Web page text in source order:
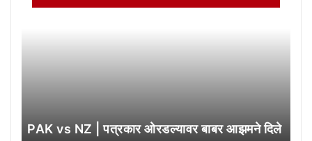
PAK vs NZ | पत्रकार ओरडल्यावर बाबर आझमने दिले